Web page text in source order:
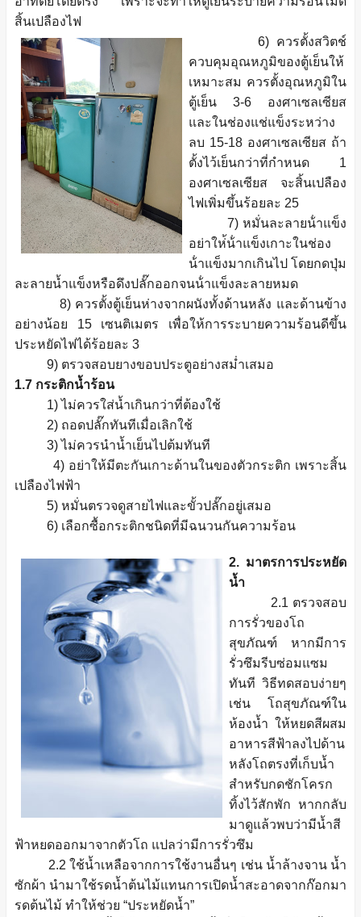
สิ้นเปลืองไฟ
6) ควรตั้งสวิตช์
ควบคุมอุณหภูมิของตู้เย็นให้
เหมาะสม ควรตั้งอุณหภูมิใน
ตู้เย็น 3-6 องศาเซลเซียส
และในช่องแช่แข็งระหว่าง
ลบ 15-18 องศาเซลเซียส ถ้า
ตั้งไว้เย็นกว่าที่กําหนด 1
องศาเซลเซียส จะสิ้นเปลือง
ไฟเพิ่มขึ้นร้อยละ 25
7) หมั่นละลายน้ําแข็ง
อย่าให่้น้ําแข็งเกาะในช่อง
น้ําแข็งมากเกินไป โดยกดปุ่ม
ละลายน้ำแข็งหรือดึงปลั๊กออกจนน้ําแข็งละลายหมด
8) ควรตั้งตู้เย็นห่างจากผนังทั้งด้านหลัง และด้านข้าง
อย่างน้อย 15 เซนติเมตร เพื่อให้การระบายความร้อนดีขึ้น
ประหยัดไฟได้ร้อยละ 3
9) ตรวจสอบยางขอบประตูอย่างสม่ำเสมอ
1.7 กระติกน้ำร้อน
1) ไม่ควรใส่น้ำเกินกว่าที่ต้องใช้
2) ถอดปลั๊กทันทีเมื่อเลิกใช้
3) ไม่ควรนำน้ำเย็นไปต้มทันที
4) อย่าให้มีตะกันเกาะด้านในของตัวกระติก เพราะสิ้น
เปลืองไฟฟ้า
5) หมั่นตรวจดูสายไฟและขั้วปลั๊กอยู่เสมอ
6) เลือกซื้อกระติกชนิดที่มีฉนวนกันความร้อน
2. มาตรการประหยัด
น้ำ
2.1 ตรวจสอบ
การรั่วของโถ
สุขภัณฑ์ หากมีการ
รั่วซึมรีบซ่อมแซม
ทันที วิธีทดสอบง่ายๆ
เช่น โถสุขภัณฑ์ใน
ห้องน้ำ ให้หยดสีผสม
อาหารสีฟ้าลงไปด้าน
หลังโถตรงที่เก็บน้ำ
สำหรับกดชักโครก
ทิ้งไว้สักพัก หากกลับ
มาดูแล้วพบว่ามีน้ำสี
ฟ้าหยดออกมาจากตัวโถ แปลว่ามีการรั่วซึม
2.2 ใช้น้ำเหลือจากการใช้งานอื่นๆ เช่น น้ำล้างจาน น้ำ
ซักผ้า นำมาใช้รดน้ำต้นไม้แทนการเปิดน้ำสะอาดจากก๊อกมา
รดต้นไม้ ทำให้ช่วย “ประหยัดน้ำ”